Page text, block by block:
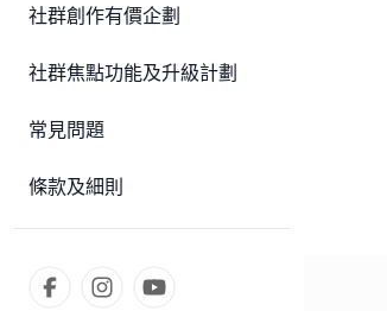
社群創作有價企劃
社群焦點功能及升級計劃
常見問題
條款及細則